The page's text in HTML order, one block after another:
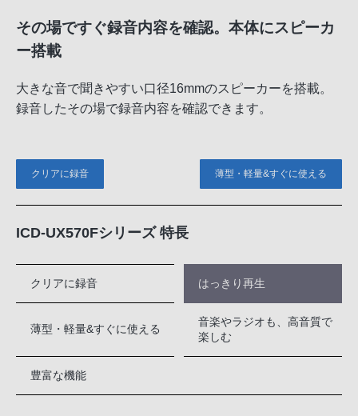
その場ですぐ録音内容を確認。本体にスピーカ
ー搭載
大きな音で聞きやすい口径16mmのスピーカーを搭載。
録音したその場で録音内容を確認できます。
クリアに録音 薄型・軽量&すぐに使える
ICD-UX570Fシリーズ 特長
クリアに録音 はっきり再生
薄型・軽量&すぐに使える
音楽やラジオも、高音質で
楽しむ
豊富な機能